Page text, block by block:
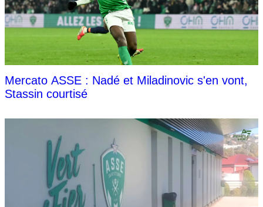
Mercato ASSE : Nadé et Miladinovic s'en vont,
Stassin courtisé